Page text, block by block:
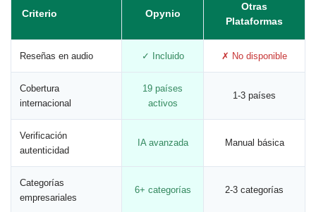
Criterio Opynio
Otras
Plataformas
Reseñas en audio ✓ Incluido ✗ No disponible
Cobertura
internacional
19 países
activos
1-3 países
Verificación
autenticidad
IA avanzada Manual básica
Categorías
empresariales
6+ categorías 2-3 categorías